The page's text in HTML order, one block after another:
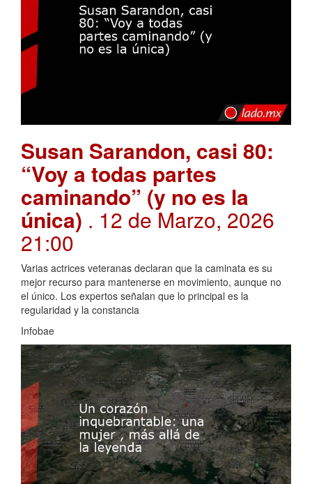
Susan Sarandon, casi 80:
“Voy a todas partes
caminando” (y no es la
única) . 12 de Marzo, 2026
21:00
Varias actrices veteranas declaran que la caminata es su
mejor recurso para mantenerse en movimiento, aunque no
el único. Los expertos señalan que lo principal es la
regularidad y la constancia
Infobae